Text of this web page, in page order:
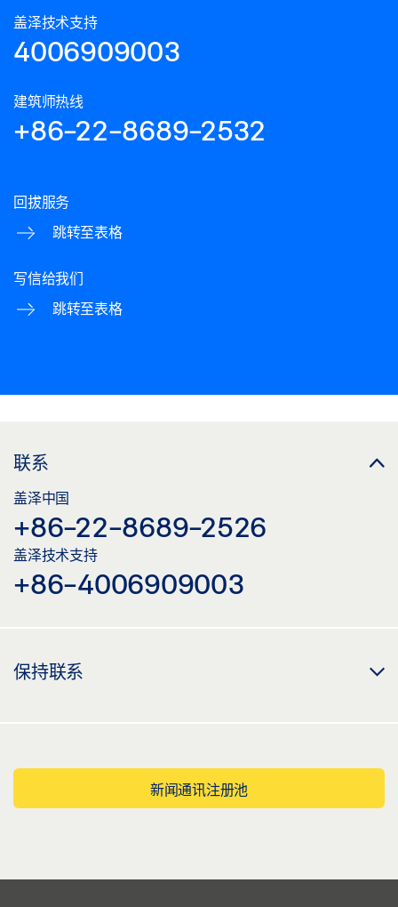
盖泽技术支持
4006909003
建筑师热线
+86-22-8689-2532
回拔服务
跳转至表格
写信给我们
跳转至表格
联系
盖泽中国
+86-22-8689-2526
盖泽技术支持
+86-4006909003
保持联系
新闻通讯注册池